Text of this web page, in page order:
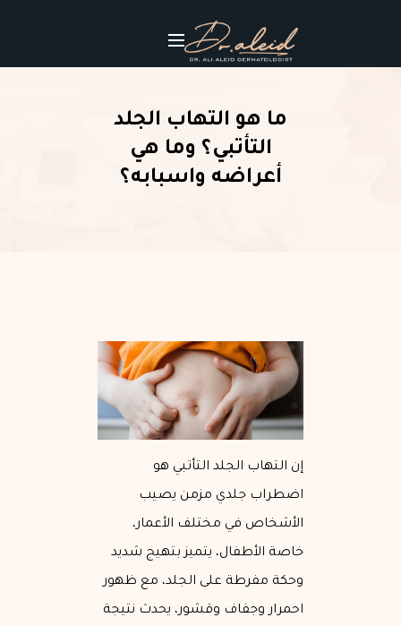
ما هو التهاب الجلد
التأتبي؟ وما هي
أعراضه واسبابه؟
إن التهاب الجلد التأتبي هو
اضطراب جلدي مزمن يصيب
الأشخاص في مختلف الأعمار،
خاصة الأطفال، يتميز بتهيج شديد
وحكة مفرطة على الجلد، مع ظهور
احمرار وجفاف وقشور، يحدث نتيجة